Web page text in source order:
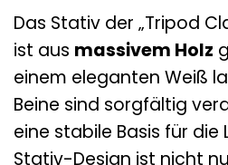
Das Stativ der „Tripod
ist aus massivem Holz
einem eleganten Weiß
Beine sind sorgfältig
eine stabile Basis für die
Stativ-Design ist nicht